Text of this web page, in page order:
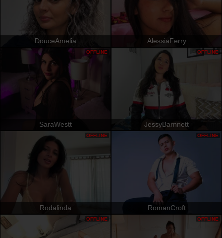
DouceAmelia AlessiaFerry
SaraWestt
OFFLINE
JessyBarnnett
OFFLINE
Rodalinda
OFFLINE
RomanCroft
OFFLINE
OFFLINE OFFLINE